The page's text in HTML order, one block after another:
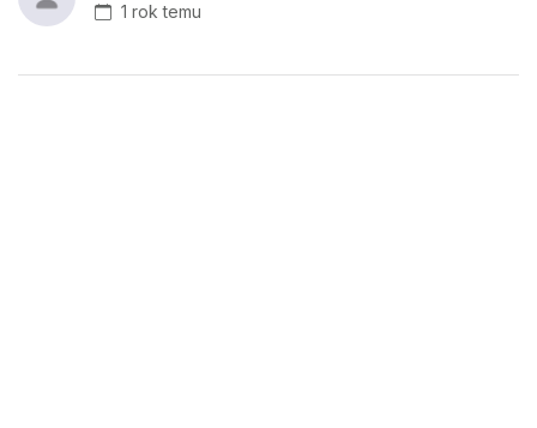
1 rok temu